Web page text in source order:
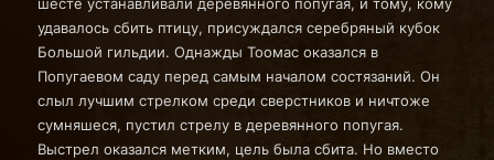
шесте устанавливали деревянного попугая, и тому, кому
удавалось сбить птицу, присуждался серебряный кубок
Большой гильдии. Однажды Тоомас оказался в
Попугаевом саду перед самым началом состязаний. Он
слыл лучшим стрелком среди сверстников и ничтоже
сумняшеся, пустил стрелу в деревянного попугая.
Выстрел оказался метким, цель была сбита. Но вместо